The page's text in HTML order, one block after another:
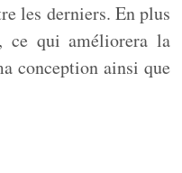
les derniers. En plus
ce qui améliorera la
conception ainsi que